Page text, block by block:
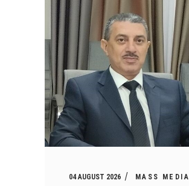
04 AUGUST 2026 MASS MEDIA